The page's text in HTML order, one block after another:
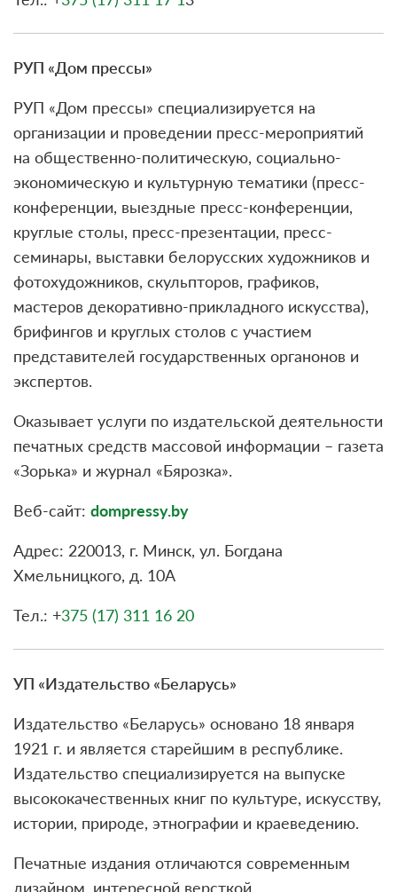
РУП «Дом прессы»
РУП «Дом прессы» специализируется на
организации и проведении пресс-мероприятий
на общественно-политическую, социально-
экономическую и культурную тематики (пресс-
конференции, выездные пресс-конференции,
круглые столы, пресс-презентации, пресс-
семинары, выставки белорусских художников и
фотохудожников, скульпторов, графиков,
мастеров декоративно-прикладного искусства),
брифингов и круглых столов с участием
представителей государственных органонов и
экспертов.
Оказывает услуги по издательской деятельности
печатных средств массовой информации – газета
«Зорька» и журнал «Бярозка».
Веб-сайт: dompressy.by
Адрес: 220013, г. Минск, ул. Богдана
Хмельницкого, д. 10А
Тел.: +375 (17) 311 16 20
УП «Издательство «Беларусь»
Издательство «Беларусь» основано 18 января
1921 г. и является старейшим в республике.
Издательство специализируется на выпуске
высококачественных книг по культуре, искусству,
истории, природе, этнографии и краеведению.
Печатные издания отличаются современным
дизайном, интересной версткой,